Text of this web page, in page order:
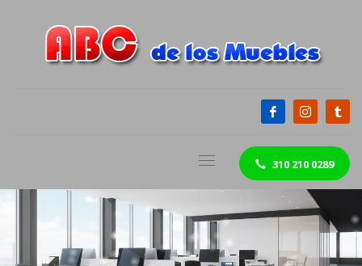
310 210 0289